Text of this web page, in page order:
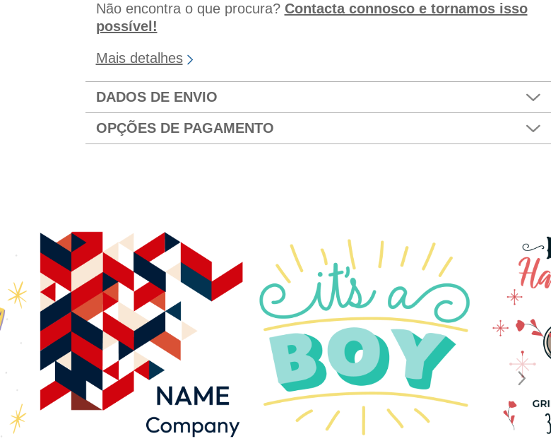
Não encontra o que procura? Contacta connosco e tornamos isso
possível!
Mais detalhes
DADOS DE ENVIO
OPÇÕES DE PAGAMENTO